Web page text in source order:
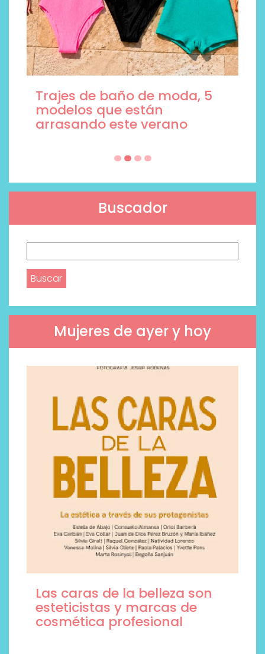
Trajes de baño de moda, 5
modelos que están
arrasando este verano
Buscador
Mujeres de ayer y hoy
Las caras de la belleza son
esteticistas y marcas de
cosmética profesional